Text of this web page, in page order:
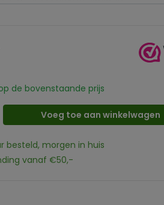
de bovenstaande prijs
Voeg toe aan winkelwagen
besteld, morgen in huis
vanaf €50,-